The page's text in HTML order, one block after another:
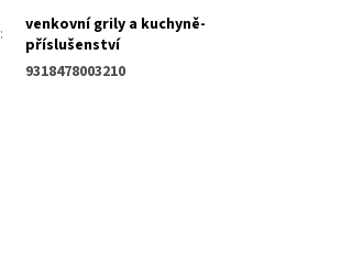
:
venkovní grily a kuchyně-
příslušenství
9318478003210